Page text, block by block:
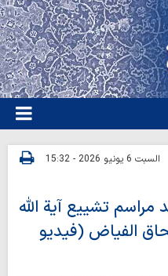
السبت 6 يونيو 2026 - 15:32
تشييع آية الله
الفياض (فيديو